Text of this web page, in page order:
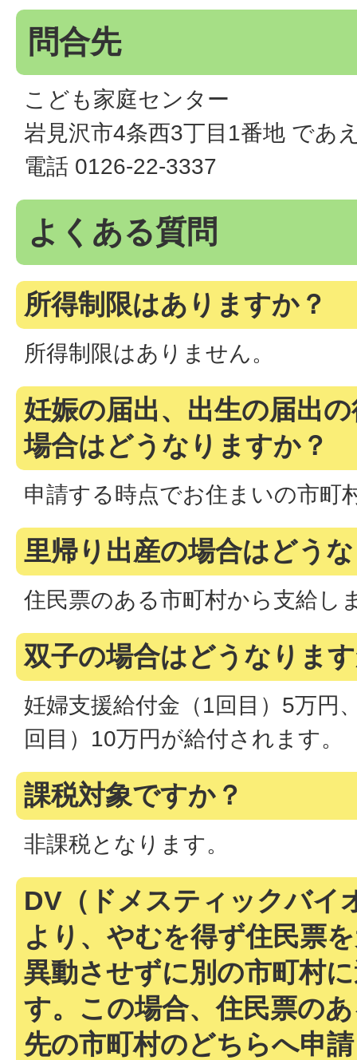
問合先
こども家庭センター
岩見沢市4条西3丁目1番地 であ
電話 0126-22-3337
よくある質問
所得制限はありますか？
所得制限はありません。
妊娠の届出、出生の届出
場合はどうなりますか？
申請する時点でお住まいの市町
里帰り出産の場合はどう
住民票のある市町村から支給し
双子の場合はどうなりま
妊婦支援給付金（1回目）5万円
回目）10万円が給付されます。
課税対象ですか？
非課税となります。
DV（ドメスティックバイ
より、やむを得ず住民票
異動させずに別の市町村
す。この場合、住民票の
先の市町村のどちらへ申